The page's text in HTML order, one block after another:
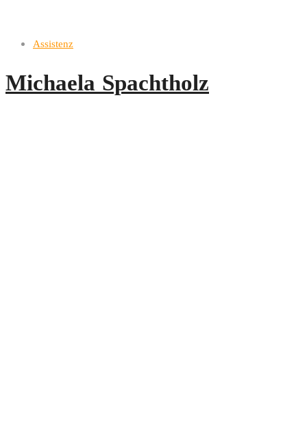
Assistenz
Michaela Spachtholz